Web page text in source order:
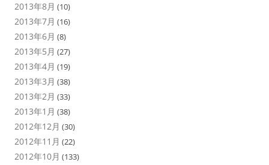
2013年8月 (10)
2013年7月 (16)
2013年6月 (8)
2013年5月 (27)
2013年4月 (19)
2013年3月 (38)
2013年2月 (33)
2013年1月 (38)
2012年12月 (30)
2012年11月 (22)
2012年10月 (133)